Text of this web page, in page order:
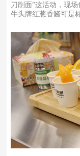
刀削面”这活动，现
牛头牌红葱香酱可是